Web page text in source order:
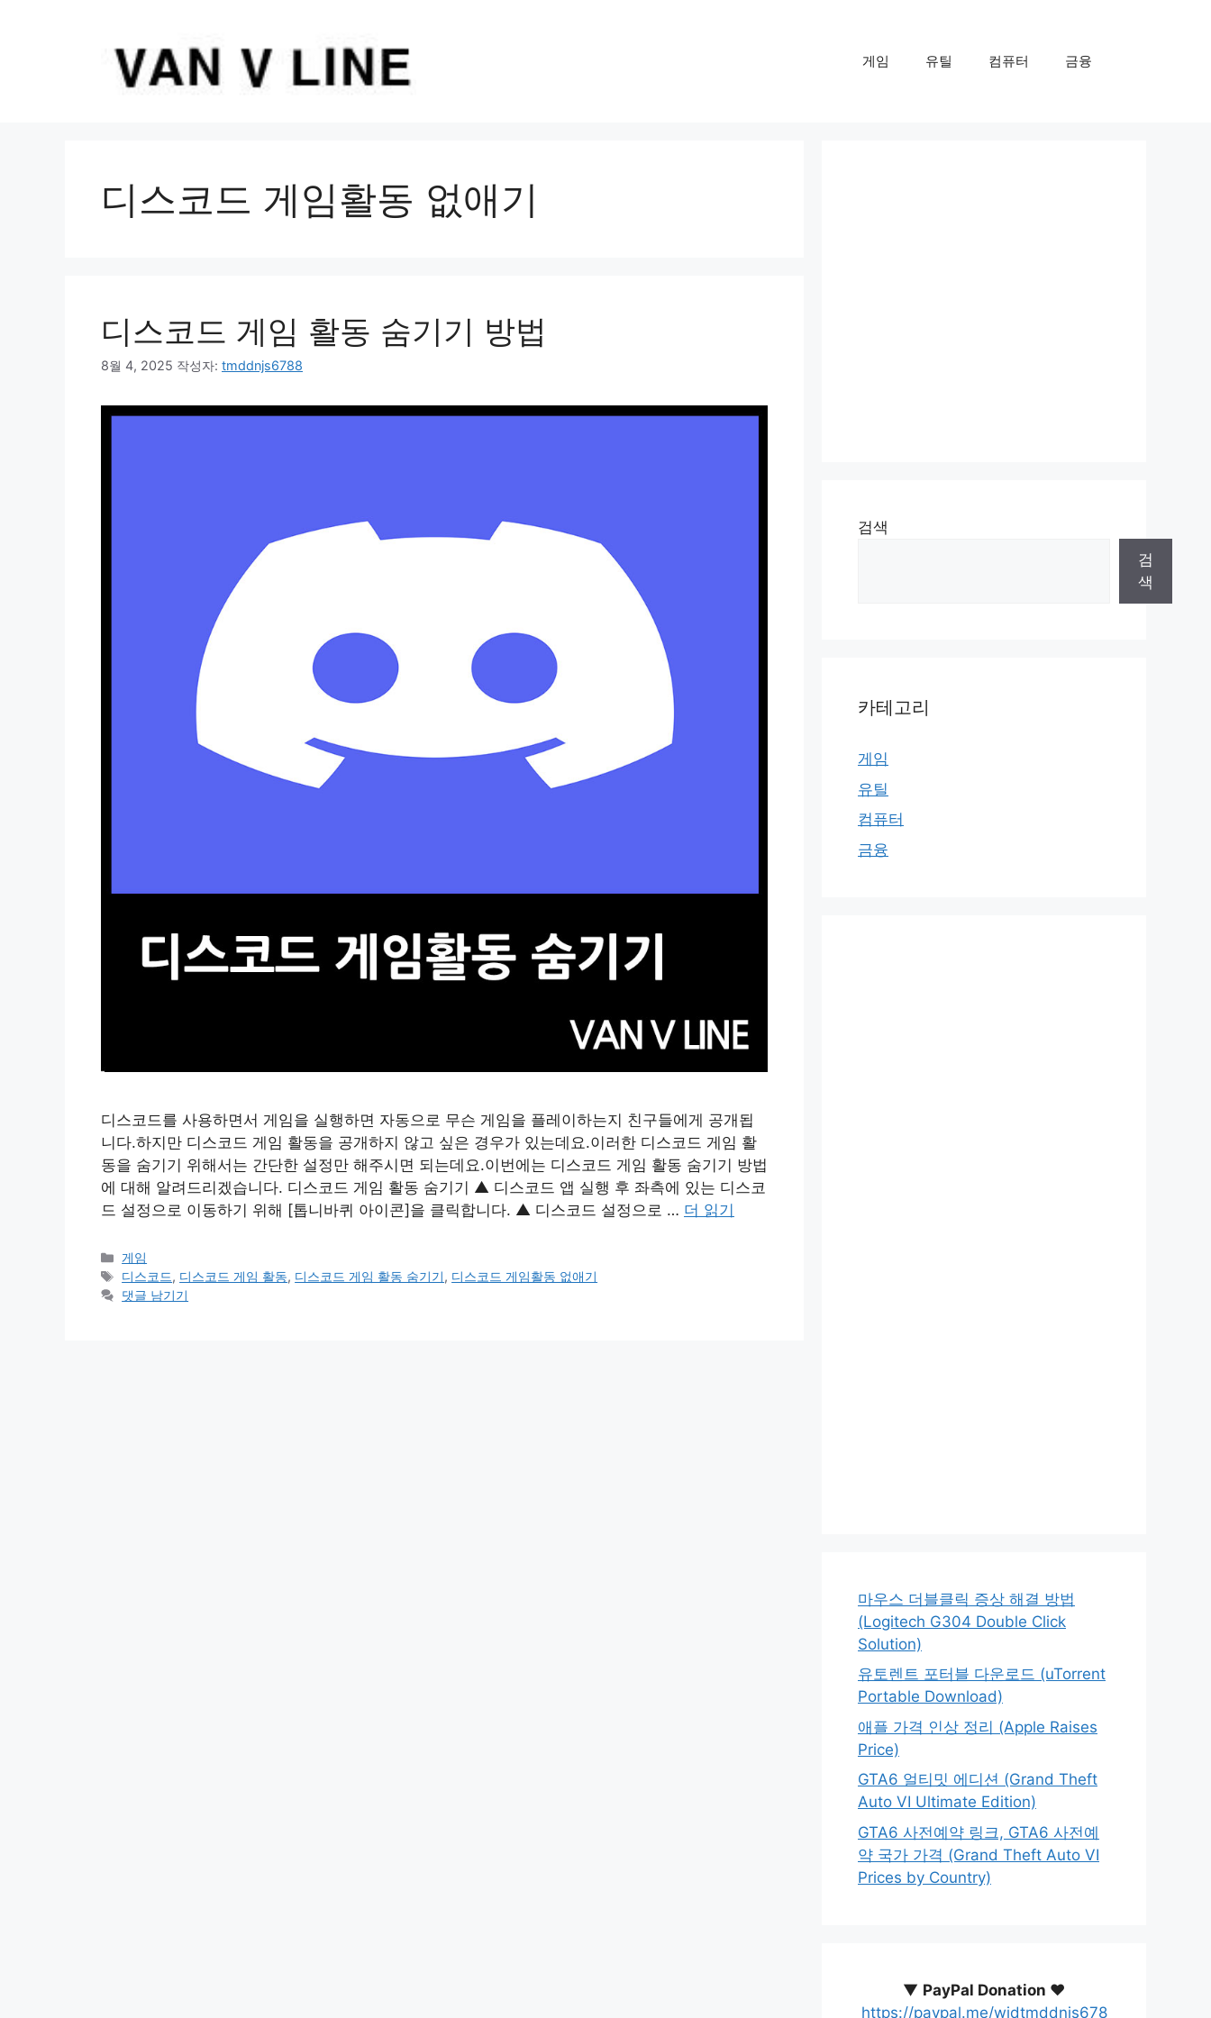
게임 유틸 컴퓨터 금융
디스코드 게임활동 없애기
디스코드 게임 활동 숨기기 방법
8월 4, 2025 작성자: tmddnjs6788
디스코드를 사용하면서 게임을 실행하면 자동으로 무슨 게임을 플레이하는지 친구들에게 공개됩
니다.하지만 디스코드 게임 활동을 공개하지 않고 싶은 경우가 있는데요.이러한 디스코드 게임 활
동을 숨기기 위해서는 간단한 설정만 해주시면 되는데요.이번에는 디스코드 게임 활동 숨기기 방법
에 대해 알려드리겠습니다. 디스코드 게임 활동 숨기기 ▲ 디스코드 앱 실행 후 좌측에 있는 디스코
드 설정으로 이동하기 위해 [톱니바퀴 아이콘]을 클릭합니다. ▲ 디스코드 설정으로 … 더 읽기
카
테
고
게임
태
그
디스코드, 디스코드 게임 활동, 디스코드 게임 활동 숨기기, 디스코드 게임활동 없애기
댓글 남기기
검색
검
색
카테고리
게임
유틸
컴퓨터
금융
마우스 더블클릭 증상 해결 방법
(Logitech G304 Double Click
Solution)
유토렌트 포터블 다운로드 (uTorrent
Portable Download)
애플 가격 인상 정리 (Apple Raises
Price)
GTA6 얼티밋 에디션 (Grand Theft
Auto VI Ultimate Edition)
GTA6 사전예약 링크, GTA6 사전예
약 국가 가격 (Grand Theft Auto VI
Prices by Country)
▼ PayPal Donation ♥️
https://paypal.me/wjdtmddnjs678